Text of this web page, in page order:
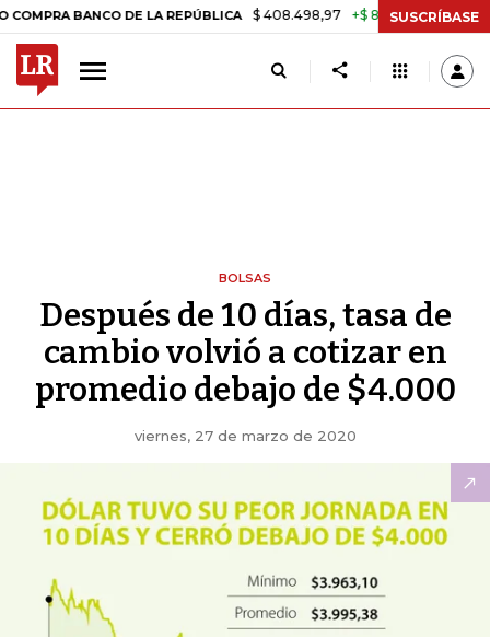
BANCO DE LA REPÚBLICA $ 408.498,97 +$ 8.753,81 +2,19% TASA
SUSCRÍBASE
BOLSAS
Después de 10 días, tasa de
cambio volvió a cotizar en
promedio debajo de $4.000
viernes, 27 de marzo de 2020